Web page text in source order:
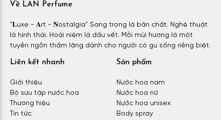
Về LAN Perfume
"𝐋uxe - 𝐀rt - 𝐍ostalgia" Sang trọng là bản chất. Nghệ thuật
là hình thái. Hoài niệm là dấu vết. Mỗi mùi hương là một
tuyên ngôn thầm lặng dành cho người có gu sống riêng biệt.
Liên kết nhanh
Giới thiệu
Bộ sưu tập nước hoa
Thương hiệu
Tin tức
Sản phẩm
Nước hoa nam
Nước hoa nữ
Nước hoa unisex
Body spray